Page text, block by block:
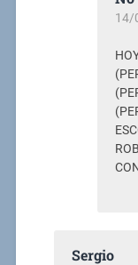
14/
Sergio